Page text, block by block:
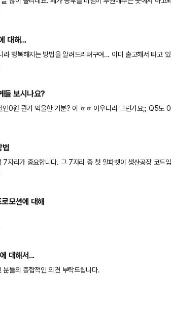
근무하는 친구들이 여럿 잇어 언론
대해...
출고해서 타고 있는 저 같은 사람은 ^^ 그냥 먼저 출고해서
가 산 시점은 2-3주 뿐이
들 보시나요?
법
산공장 코드입니다. B, C, D, G는 딩골핑 (카페 회원분들
A, F, K는 뮌헨
모션에 대해
대해서...
분들의 종합적인 의견 부탁드립니다.